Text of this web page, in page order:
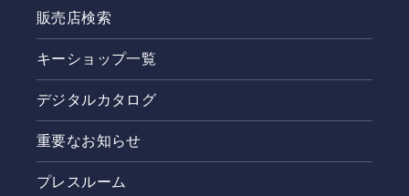
販売店検索
キーショップ一覧
デジタルカタログ
重要なお知らせ
プレスルーム